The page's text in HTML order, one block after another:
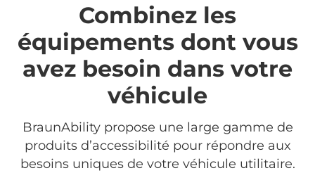
Combinez les
équipements dont vous
avez besoin dans votre
véhicule
BraunAbility propose une large gamme de
produits d’accessibilité pour répondre aux
besoins uniques de votre véhicule utilitaire.